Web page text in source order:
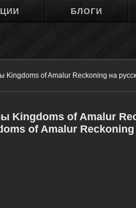
БЛОГИ
Kingdoms of Amalur Reckoning на
Kingdoms of Amalur
of Amalur